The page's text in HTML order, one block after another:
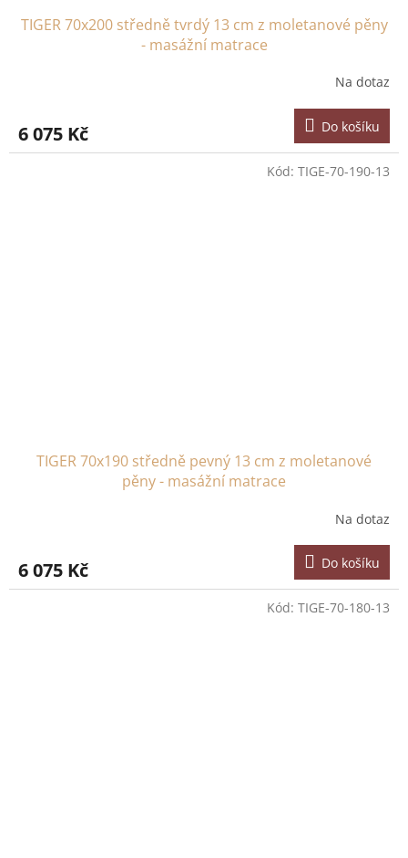
TIGER 70x200 středně tvrdý 13 cm z moletanové pěny
- masážní matrace
Na dotaz
6 075 Kč Do košíku
TIGER 70x190 středně pevný 13 cm z moletanové
pěny - masážní matrace
Na dotaz
6 075 Kč Do košíku
Kód: TIGE-70-190-13
Kód: TIGE-70-180-13